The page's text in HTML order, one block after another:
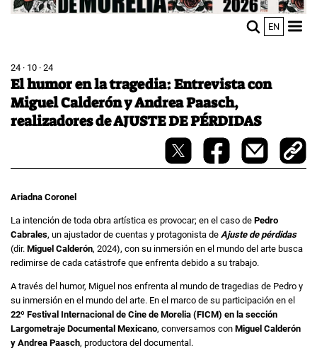
EN
24 · 10 · 24
El humor en la tragedia: Entrevista con
Miguel Calderón y Andrea Paasch,
realizadores de AJUSTE DE PÉRDIDAS
Ariadna Coronel
La intención de toda obra artística es provocar; en el caso de Pedro
Cabrales, un ajustador de cuentas y protagonista de Ajuste de pérdidas
(dir. Miguel Calderón, 2024), con su inmersión en el mundo del arte busca
redimirse de cada catástrofe que enfrenta debido a su trabajo.
A través del humor, Miguel nos enfrenta al mundo de tragedias de Pedro y
su inmersión en el mundo del arte. En el marco de su participación en el
22º Festival Internacional de Cine de Morelia (FICM) en la sección
Largometraje Documental Mexicano, conversamos con Miguel Calderón
y Andrea Paasch, productora del documental.